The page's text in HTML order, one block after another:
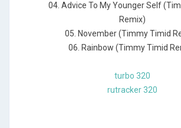
04. Advice To My Younger Self
Remix)
05. November (Timmy Timid
06. Rainbow (Timmy Timid
turbo 320
rutracker 320